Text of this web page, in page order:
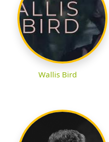
Wallis Bird